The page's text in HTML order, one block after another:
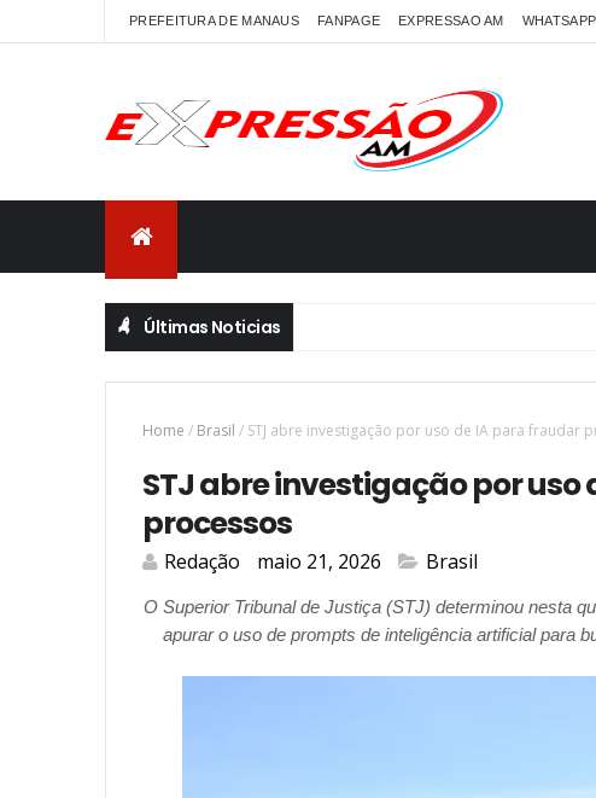
PREFEITURA DE MANAUS FANPAGE EXPRESSAO AM WHATSAPP
Últimas Noticias
Home / Brasil / STJ abre investigação por uso de IA para fraudar
STJ abre investigação por
processos
Redação maio 21, 2026 Brasil
O Superior Tribunal de Justiça (STJ) determinou nesta
apurar o uso de prompts de inteligência artificial para